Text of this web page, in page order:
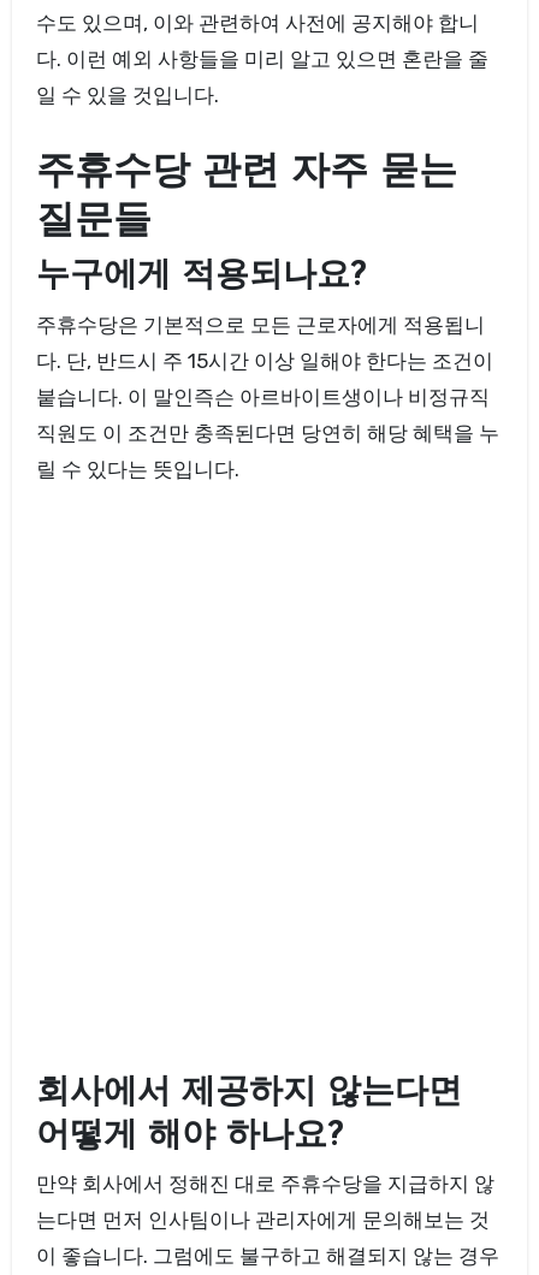
수도 있으며, 이와 관련하여 사전에 공지해야 합니
다. 이런 예외 사항들을 미리 알고 있으면 혼란을 줄
일 수 있을 것입니다.
주휴수당 관련 자주 묻는
질문들
누구에게 적용되나요?
주휴수당은 기본적으로 모든 근로자에게 적용됩니
다. 단, 반드시 주 15시간 이상 일해야 한다는 조건이
붙습니다. 이 말인즉슨 아르바이트생이나 비정규직
직원도 이 조건만 충족된다면 당연히 해당 혜택을 누
릴 수 있다는 뜻입니다.
회사에서 제공하지 않는다면
어떻게 해야 하나요?
만약 회사에서 정해진 대로 주휴수당을 지급하지 않
는다면 먼저 인사팀이나 관리자에게 문의해보는 것
이 좋습니다. 그럼에도 불구하고 해결되지 않는 경우